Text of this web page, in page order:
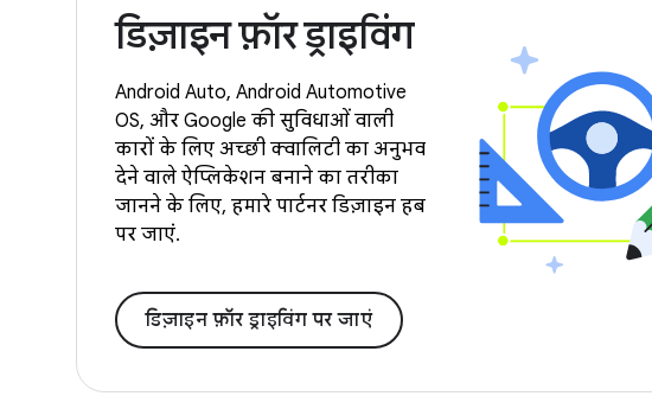
डिज़ाइन फ़ॉर ड्राइविंग
Android Auto, Android Automotive
OS, और Google की सुविधाओं वाली
कारों के लिए अच्छी क्वालिटी का अनुभव
देने वाले ऐप्लिकेशन बनाने का तरीका
जानने के लिए, हमारे पार्टनर डिज़ाइन हब
पर जाएं.
डिज़ाइन फ़ॉर ड्राइविंग पर जाएं